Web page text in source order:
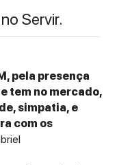
no Servir.
pela presença
tem no mercado,
simpatia, e
com os